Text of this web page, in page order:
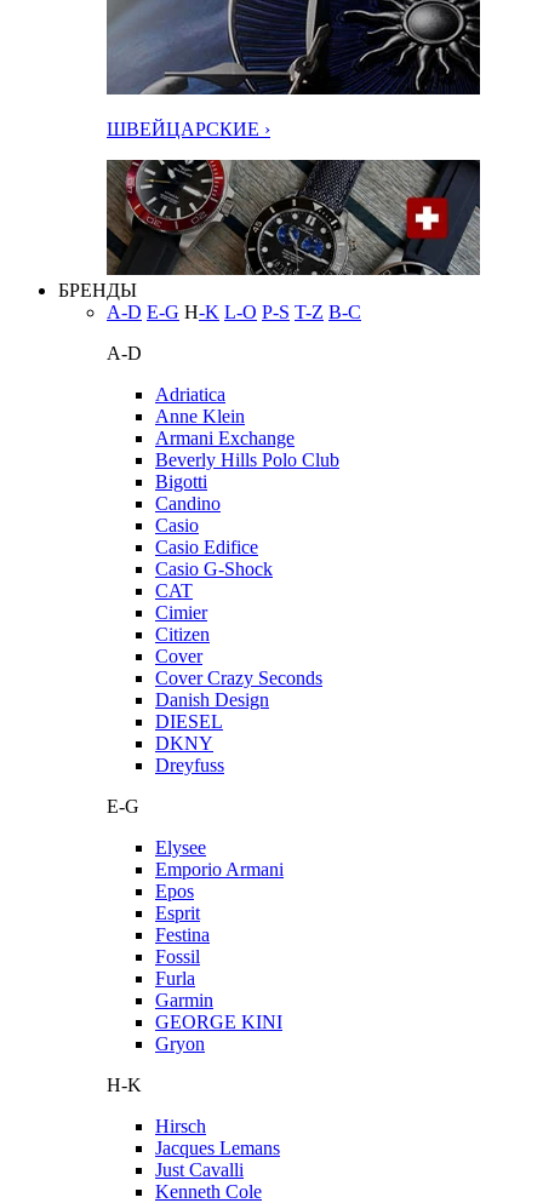
ШВЕЙЦАРСКИЕ ›
БРЕНДЫ
A-D E-G H-K L-O P-S T-Z В-С
A-D
Adriatica
Anne Klein
Armani Exchange
Beverly Hills Polo Club
Bigotti
Candino
Casio
Casio Edifice
Casio G-Shock
CAT
Cimier
Citizen
Cover
Cover Crazy Seconds
Danish Design
DIESEL
DKNY
Dreyfuss
E-G
Elysee
Emporio Armani
Epos
Esprit
Festina
Fossil
Furla
Garmin
GEORGE KINI
Gryon
H-K
Hirsch
Jacques Lemans
Just Cavalli
Kenneth Cole